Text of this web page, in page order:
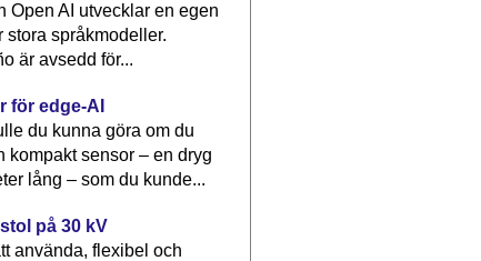
Open AI utvecklar en egen
stora språkmodeller.
är avsedd för...
för edge-AI
du kunna göra om du
kompakt sensor – en dryg
lång – som du kunde...
på 30 kV
använda, flexibel och